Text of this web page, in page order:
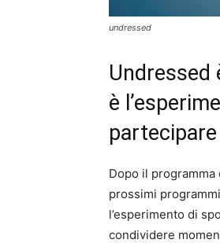
undressed
Undressed
è
Dopo il programma
prossimi
l’esperimento di
condividere